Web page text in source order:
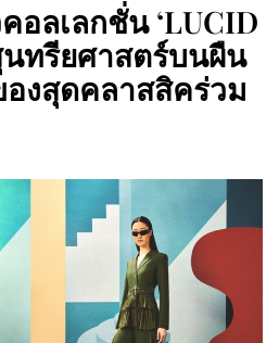
อลเลกชั่น ‘LUCID
นทรียศาสตร์บนผืน
งสุดคลาสสิคร่วม